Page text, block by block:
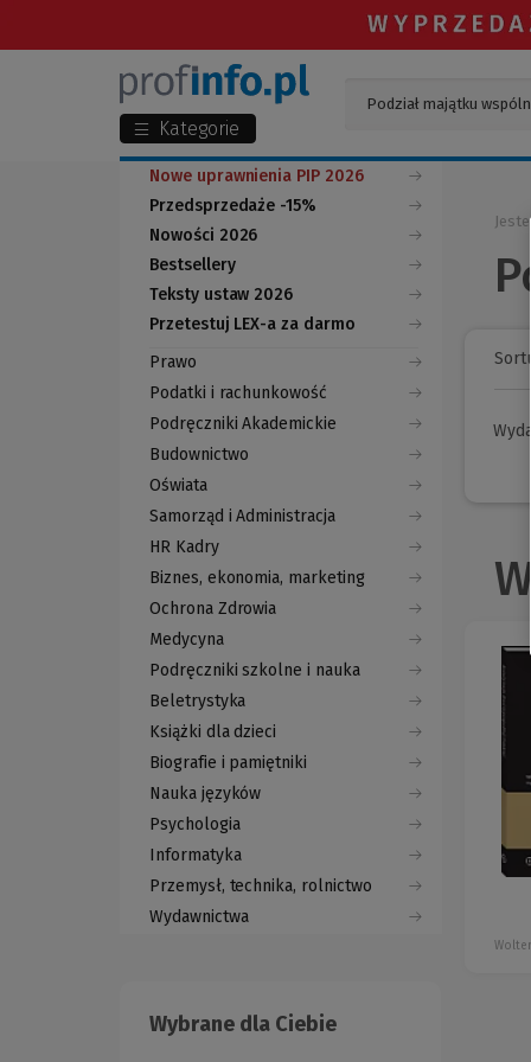
Kategorie
Nowe uprawnienia PIP 2026
Przedsprzedaże -15%
Nowości 2026
Bestsellery
Teksty ustaw 2026
Przetestuj LEX-a za darmo
(Nowe
okno)
(Link
do
innej
strony)
Prawo
Podatki i rachunkowość
Podręczniki Akademickie
Budownictwo
Oświata
Samorząd i Administracja
HR Kadry
Biznes, ekonomia, marketing
Ochrona Zdrowia
Medycyna
Podręczniki szkolne i nauka
Beletrystyka
Książki dla dzieci
Biografie i pamiętniki
Nauka języków
Psychologia
Informatyka
Przemysł, technika, rolnictwo
Wydawnictwa
Wybrane dla Ciebie